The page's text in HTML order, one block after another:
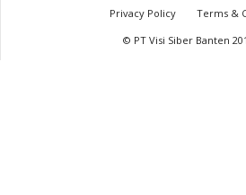
Privacy Policy
Terms &
© PT Visi Siber Banten